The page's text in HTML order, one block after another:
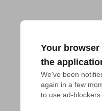
Your browser
the
We've been
again in a few
to use ad-blockers.